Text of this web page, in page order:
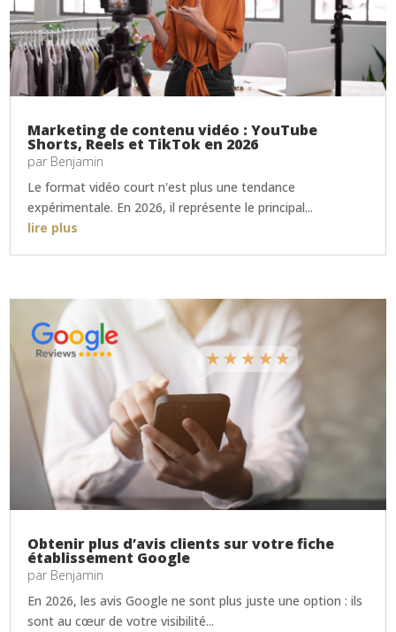
Marketing de contenu vidéo : YouTube
Shorts, Reels et TikTok en 2026
par Benjamin
Le format vidéo court n'est plus une tendance
expérimentale. En 2026, il représente le principal...
lire plus
Obtenir plus d’avis clients sur votre fiche
établissement Google
par Benjamin
En 2026, les avis Google ne sont plus juste une option : ils
sont au cœur de votre visibilité...